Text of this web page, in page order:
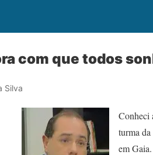
com que todos
Silva
Conheci
turma
em Gaia.